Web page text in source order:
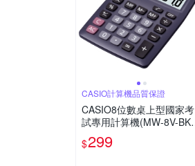
CASIO計算機品質保證
CASIO8位數桌上型國家考
試專用計算機(MW-8V-BK)
黑
$299